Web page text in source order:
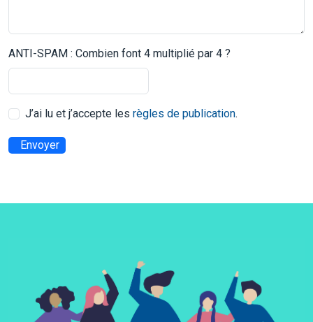
ANTI-SPAM : Combien font 4 multiplié par 4 ?
J’ai lu et j’accepte les règles de publication.
Envoyer